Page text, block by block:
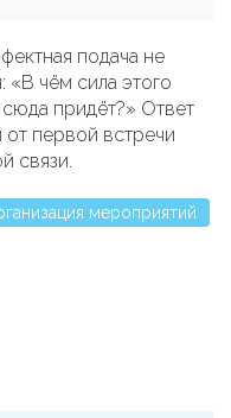
подача не
«В чём сила этого
придёт?» Ответ
первой встречи
связи.
мероприятий